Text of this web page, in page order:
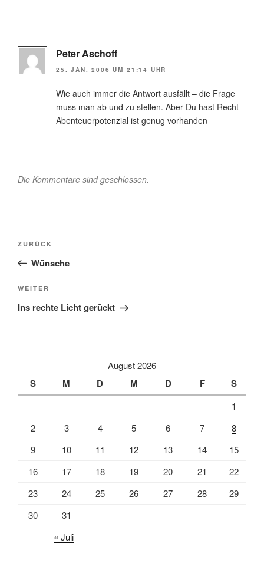
Peter Aschoff
25. JAN. 2006 UM 21:14 UHR
Wie auch immer die Antwort ausfällt – die Frage
muss man ab und zu stellen. Aber Du hast Recht –
Abenteuerpotenzial ist genug vorhanden
Die Kommentare sind geschlossen.
Beitragsnavigation
Vorheriger
Beitrag
ZURÜCK
Wünsche
Nächster
Beitrag
WEITER
Ins rechte Licht gerückt
August 2026
S M D M D F S
1
2
3 4 5 6 7
8
9
10 11 12 13 14
15
16
17 18 19 20 21
22
23
24 25 26 27 28
29
30
31
« Juli